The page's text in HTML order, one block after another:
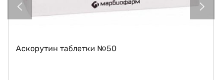
Аскорутин таблетки №50